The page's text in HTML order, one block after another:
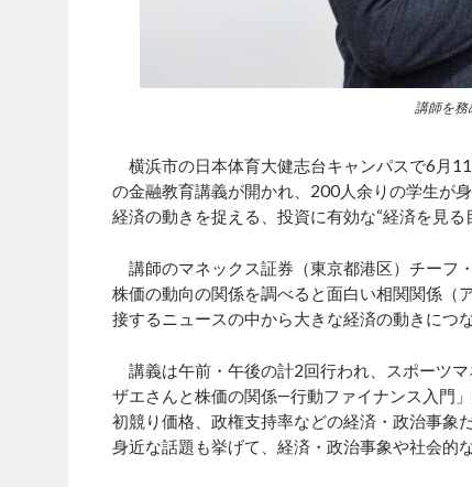
講師を務
横浜市の日本体育大健志台キャンパスで6月
の金融教育講義が開かれ、200人余りの学生が
経済の動きを捉える、投資に有効な“経済を見る
講師のマネックス証券（東京都港区）チーフ
株価の動向の関係を調べると面白い相関関係（
接するニュースの中から大きな経済の動きにつ
講義は午前・午後の計2回行われ、スポーツ
ザエさんと株価の関係―行動ファイナンス入門
初競り価格、政権支持率などの経済・政治事象
身近な話題も挙げて、経済・政治事象や社会的